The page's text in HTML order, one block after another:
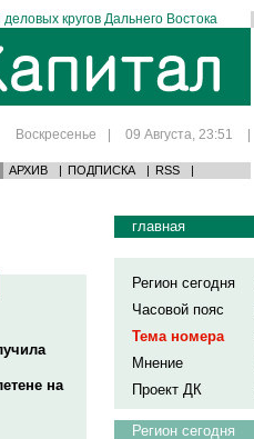
кругов Дальнего Востока
Воскресенье | 09 Августа, 23:51 |
АРХИВ | ПОДПИСКА | RSS |
на
главная
Регион сегодня
Часовой пояс
Тема номера
Мнение
Проект ДК
Регион сегодня